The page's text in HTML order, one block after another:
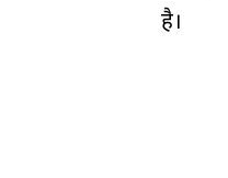
है।